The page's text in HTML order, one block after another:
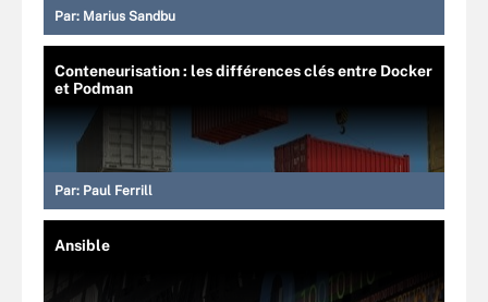
Par: Marius Sandbu
Conteneurisation : les différences clés entre Docker
et Podman
Par: Paul Ferrill
Ansible